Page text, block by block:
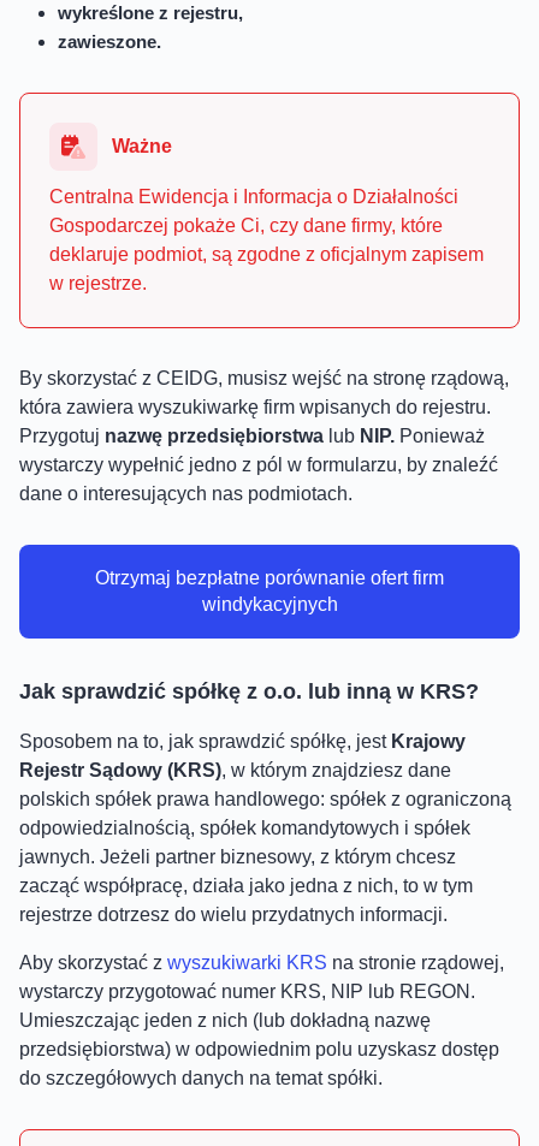
wykreślone z rejestru,
zawieszone.
Ważne
Centralna Ewidencja i Informacja o Działalności
Gospodarczej pokaże Ci, czy dane firmy, które
deklaruje podmiot, są zgodne z oficjalnym zapisem
w rejestrze.
By skorzystać z CEIDG, musisz wejść na stronę rządową,
która zawiera wyszukiwarkę firm wpisanych do rejestru.
Przygotuj nazwę przedsiębiorstwa lub NIP. Ponieważ
wystarczy wypełnić jedno z pól w formularzu, by znaleźć
dane o interesujących nas podmiotach.
Otrzymaj bezpłatne porównanie ofert firm
windykacyjnych
Jak sprawdzić spółkę z o.o. lub inną w KRS?
Sposobem na to, jak sprawdzić spółkę, jestKrajowy
Rejestr Sądowy (KRS), w którym znajdziesz dane
polskich spółek prawa handlowego: spółek z ograniczoną
odpowiedzialnością, spółek komandytowych i spółek
jawnych. Jeżeli partner biznesowy, z którym chcesz
zacząć współpracę, działa jako jedna z nich, to w tym
rejestrze dotrzesz do wielu przydatnych informacji.
Aby skorzystać z wyszukiwarki KRS na stronie rządowej,
wystarczy przygotować numer KRS, NIP lub REGON.
Umieszczając jeden z nich (lub dokładną nazwę
przedsiębiorstwa) w odpowiednim polu uzyskasz dostęp
do szczegółowych danych na temat spółki.